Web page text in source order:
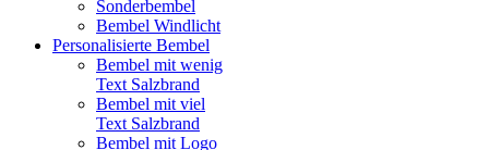
Sonderbembel
Bembel Windlicht
Personalisierte Bembel
Bembel mit wenig
Text Salzbrand
Bembel mit viel
Text Salzbrand
Bembel mit Logo